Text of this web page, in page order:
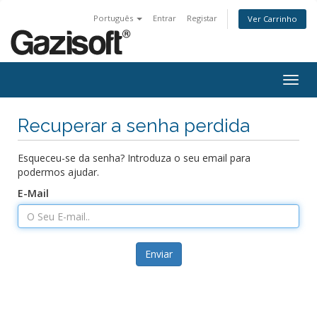
Português Entrar Registar Ver Carrinho
Recuperar a senha perdida
Esqueceu-se da senha? Introduza o seu email para
podermos ajudar.
E-Mail
Enviar